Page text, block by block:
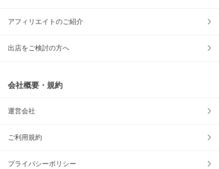
アフィリエイトのご紹介
出店をご検討の方へ
会社概要・規約
運営会社
ご利用規約
プライバシーポリシー